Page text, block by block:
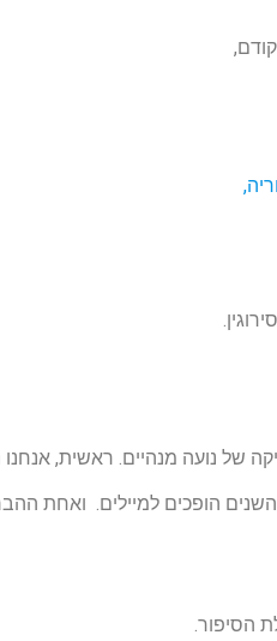
נועה מנהיים. ראשית, אנחנו
הופכים למיילים. ואחת
הסיפור.